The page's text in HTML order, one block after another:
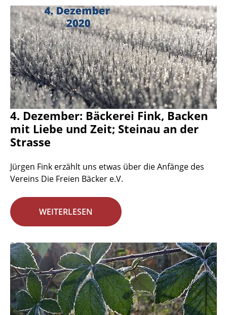
4. Dezember: Bäckerei Fink, Backen
mit Liebe und Zeit; Steinau an der
Strasse
Jürgen Fink erzählt uns etwas über die Anfänge des
Vereins Die Freien Bäcker e.V.
WEITERLESEN